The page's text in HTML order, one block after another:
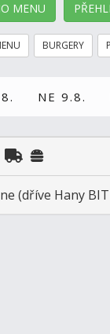
MENU
BURGERY
NE 9.8.
(dříve Hany